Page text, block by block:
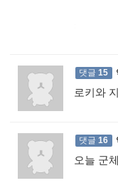
댓글 15
로키와
댓글 16
오늘 군